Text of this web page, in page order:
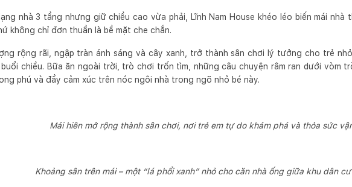
nhà 3 tầng nhưng giữ chiều cao vừa phải, Lĩnh Nam House khéo léo biến mái nhà
không chỉ đơn thuần là bề mặt che chắn.
rộng rãi, ngập tràn ánh sáng và cây xanh, trở thành sân chơi lý tưởng cho trẻ
buổi chiều. Bữa ăn ngoài trời, trò chơi trốn tìm, những câu chuyện râm ran dưới vòm
phú và đầy cảm xúc trên nóc ngôi nhà trong ngõ nhỏ bé này.
Mái hiên mở rộng thành sân chơi, nơi trẻ em tự do khám phá và thỏa sức
Khoảng sân trên mái – một “lá phổi xanh” nhỏ cho căn nhà ống giữa khu dân